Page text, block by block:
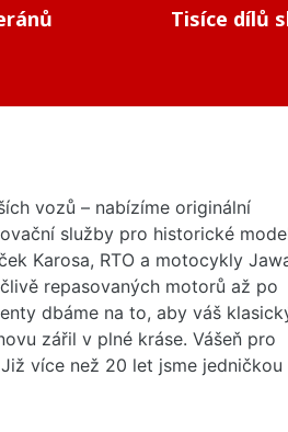
Tisíce dílů
vozů – nabízíme originální
služby pro historické
Karosa, RTO a motocykly
repasovaných motorů až po
dbáme na to, aby váš
zářil v plné kráse. Vášeň pro
více než 20 let jsme jedničkou